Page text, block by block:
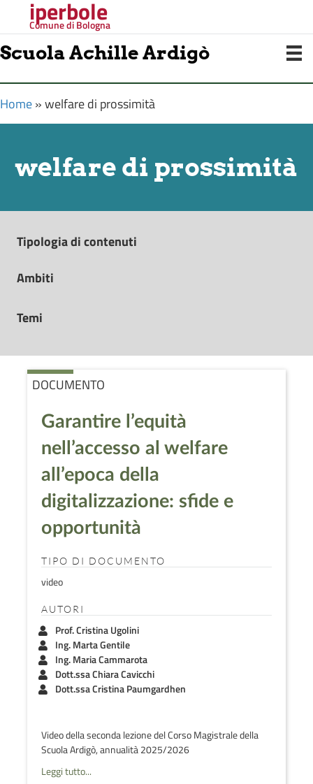
iperbole
Comune di Bologna
Scuola Achille Ardigò
Home»welfare di prossimità
welfare di prossimità
Tipologia di contenuti
Ambiti
Temi
DOCUMENTO
Garantire l’equità
nell’accesso al welfare
all’epoca della
digitalizzazione: sfide e
opportunità
TIPO DI DOCUMENTO
video
AUTORI
Prof. Cristina Ugolini
Ing. Marta Gentile
Ing. Maria Cammarota
Dott.ssa Chiara Cavicchi
Dott.ssa Cristina Paumgardhen
Video della seconda lezione del Corso Magistrale della
Scuola Ardigò, annualità 2025/2026
Leggi tutto...